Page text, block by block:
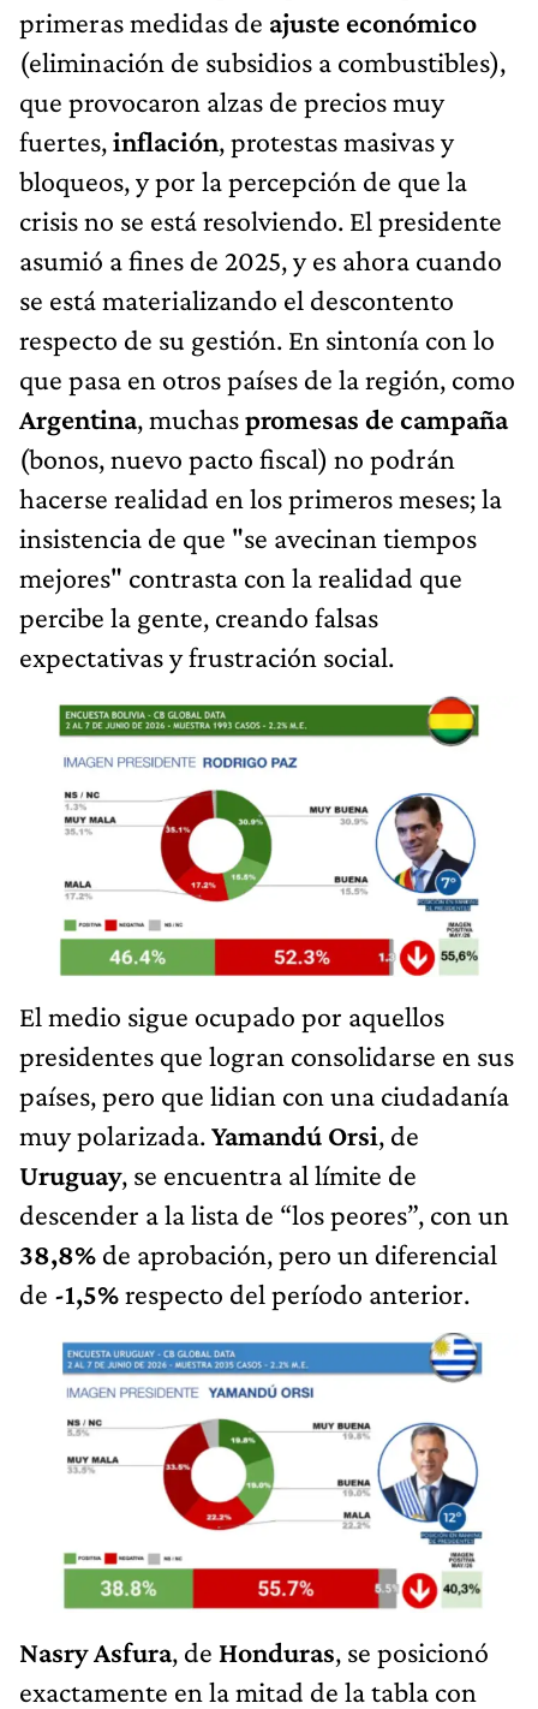
primeras medidas de ajuste económico
(eliminación de subsidios a combustibles),
que provocaron alzas de precios muy
fuertes,inflación, protestas masivas y
bloqueos, y por la percepción de que la
crisis no se está resolviendo. El presidente
asumió a fines de 2025, y es ahora cuando
se está materializando el descontento
respecto de su gestión. En sintonía con lo
que pasa en otros países de la región, como
Argentina, muchaspromesas de campaña
(bonos, nuevo pacto fiscal) no podrán
hacerse realidad en los primeros meses; la
insistencia de que "se avecinan tiempos
mejores" contrasta con la realidad que
percibe la gente, creando falsas
expectativas y frustración social.
El medio sigue ocupado por aquellos
presidentes que logran consolidarse en sus
países, pero que lidian con una ciudadanía
muy polarizada.Yamandú Orsi, de
Uruguay, se encuentra al límite de
descender a la lista de “los peores”, con un
38,8% de aprobación, pero un diferencial
de -1,5%respecto del período anterior.
Nasry Asfura, de Honduras, se posicionó
exactamente en la mitad de la tabla con